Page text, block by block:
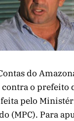
do
contra o prefeito
feita pelo
(MPC). Para